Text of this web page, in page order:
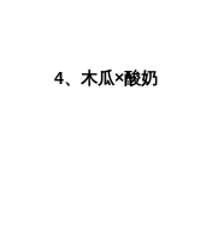
4、 木瓜×酸奶